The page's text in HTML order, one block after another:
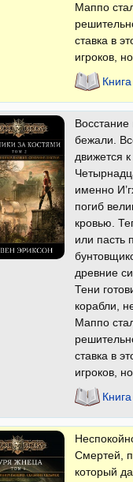
Маппо
ставка в
игроков,
бежали.
движется
именно
погиб
кровью.
или пасть
древние
Тени
корабли,
Маппо
ставка в
игроков,
Смертей,
который